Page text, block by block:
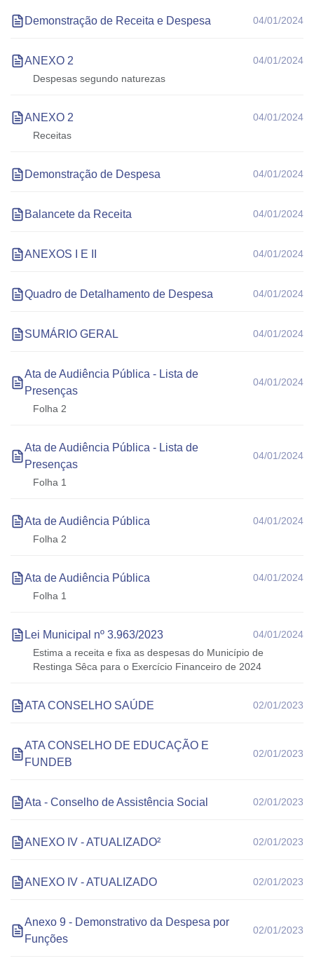
Demonstração de Receita e Despesa 04/01/2024
ANEXO 2
04/01/2024
Despesas segundo naturezas
ANEXO 2
04/01/2024
Receitas
Demonstração de Despesa 04/01/2024
Balancete da Receita 04/01/2024
ANEXOS I E II 04/01/2024
Quadro de Detalhamento de Despesa 04/01/2024
SUMÁRIO GERAL 04/01/2024
Ata de Audiência Pública - Lista de
Presenças
04/01/2024
Folha 2
Ata de Audiência Pública - Lista de
Presenças
04/01/2024
Folha 1
Ata de Audiência Pública
04/01/2024
Folha 2
Ata de Audiência Pública
04/01/2024
Folha 1
Lei Municipal nº 3.963/2023
04/01/2024
Estima a receita e fixa as despesas do Município de
Restinga Sêca para o Exercício Financeiro de 2024
ATA CONSELHO SAÚDE 02/01/2023
ATA CONSELHO DE EDUCAÇÃO E
FUNDEB
02/01/2023
Ata - Conselho de Assistência Social 02/01/2023
ANEXO IV - ATUALIZADO² 02/01/2023
ANEXO IV - ATUALIZADO 02/01/2023
Anexo 9 - Demonstrativo da Despesa por
Funções
02/01/2023